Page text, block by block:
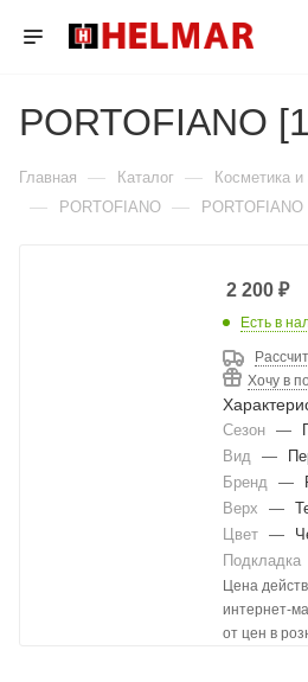
PORTOFIANO
Главная — Каталог — Косметика
— PORTOFIANO — PORTOFIANO
2 200₽
Есть в
Хочу в
Сезон —
Вид
—
Бренд
—
Верх
—
Цвет —
Подкладка
Цена
интернет-
от цен в